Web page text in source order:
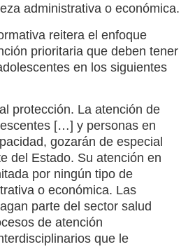
administrativa o económica.
reitera el enfoque
prioritaria que deben tener
en los siguientes
protección. La atención de
[…] y personas en
gozarán de especial
del Estado. Su atención en
por ningún tipo de
o económica. Las
parte del sector salud
de atención
que le